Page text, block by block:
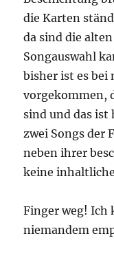
die Karten
da sind die
Songauswahl
bisher ist es bei
vorgekommen,
sind und das ist
zwei Songs der
neben ihrer
keine
Finger weg! Ich
niemandem